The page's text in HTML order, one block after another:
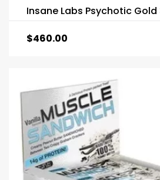
Insane Labs Psychotic Gold
$460.00